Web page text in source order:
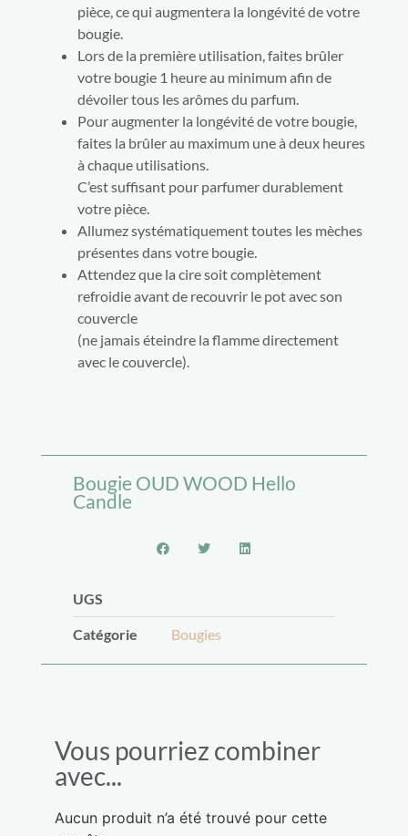
pièce, ce qui augmentera la longévité de votre
bougie.
Lors de la première utilisation, faites brûler
votre bougie 1 heure au minimum afin de
dévoiler tous les arômes du parfum.
Pour augmenter la longévité de votre bougie,
faites la brûler au maximum une à deux heures
à chaque utilisations.
C’est suffisant pour parfumer durablement
votre pièce.
Allumez systématiquement toutes les mèches
présentes dans votre bougie.
Attendez que la cire soit complètement
refroidie avant de recouvrir le pot avec son
couvercle
(ne jamais éteindre la flamme directement
avec le couvercle).
Bougie OUD WOOD Hello
Candle
UGS
Catégorie Bougies
Vous pourriez combiner
avec...
Aucun produit n’a été trouvé pour cette